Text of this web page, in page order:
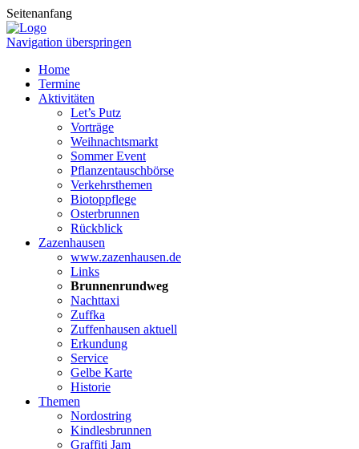
Seitenanfang
Navigation überspringen
Home
Termine
Aktivitäten
Let’s Putz
Vorträge
Weihnachtsmarkt
Sommer Event
Pflanzentauschbörse
Verkehrsthemen
Biotoppflege
Osterbrunnen
Rückblick
Zazenhausen
www.zazenhausen.de
Links
Brunnenrundweg
Nachttaxi
Zuffka
Zuffenhausen aktuell
Erkundung
Service
Gelbe Karte
Historie
Themen
Nordostring
Kindlesbrunnen
Graffiti Jam